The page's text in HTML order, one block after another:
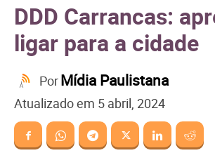
DDD Carrancas:
ligar para a cidade
PorMídia Paulistana
Atualizado em 5 abril, 2024